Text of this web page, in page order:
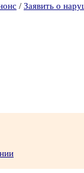
/ Заявить о